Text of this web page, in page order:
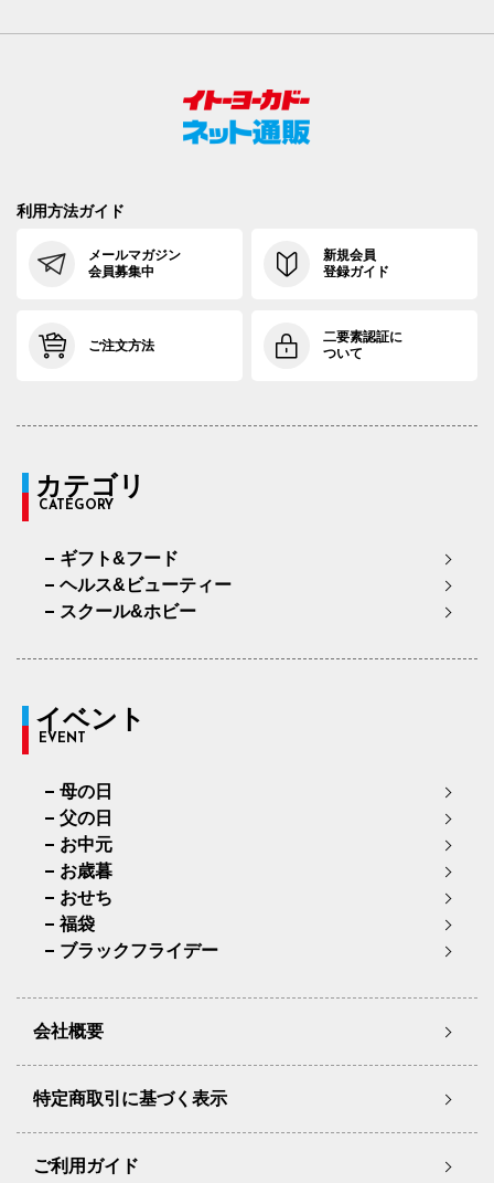
利用方法ガイド
メールマガジン
会員募集中
新規会員
登録ガイド
ご注文方法
二要素認証に
ついて
カテゴリ
CATEGORY
ギフト&フード
ヘルス&ビューティー
スクール&ホビー
イベント
EVENT
母の日
父の日
お中元
お歳暮
おせち
福袋
ブラックフライデー
会社概要
特定商取引に基づく表示
ご利用ガイド